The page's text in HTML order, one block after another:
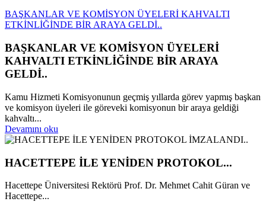
BAŞKANLAR VE KOMİSYON ÜYELERİ KAHVALTI
ETKİNLİĞİNDE BİR ARAYA GELDİ..
BAŞKANLAR VE KOMİSYON ÜYELERİ
KAHVALTI ETKİNLİĞİNDE BİR ARAYA
GELDİ..
Kamu Hizmeti Komisyonunun geçmiş yıllarda görev yapmış başkan
ve komisyon üyeleri ile göreveki komisyonun bir araya geldiği
kahvaltı...
Devamını oku
HACETTEPE İLE YENİDEN PROTOKOL...
Hacettepe Üniversitesi Rektörü Prof. Dr. Mehmet Cahit Güran ve
Hacettepe...